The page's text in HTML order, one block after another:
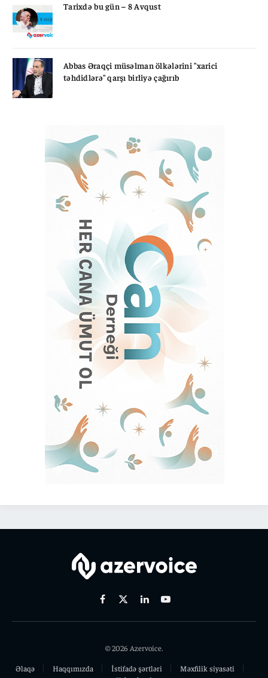
Tarixdə bu gün – 8 Avqust
Abbas Əraqçi müsəlman ölkələrini "xarici
təhdidlərə" qarşı birliyə çağırıb
Facebook
X
LinkedinYoutube
© 2026 Azervoice.
Əlaqə
Haqqımızda İstifadə şərtləri
Məxfilik siyasəti